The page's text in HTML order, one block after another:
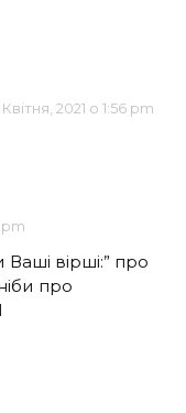
Квітня, 2021 о 1:56 pm
pm
вірші:” про
про